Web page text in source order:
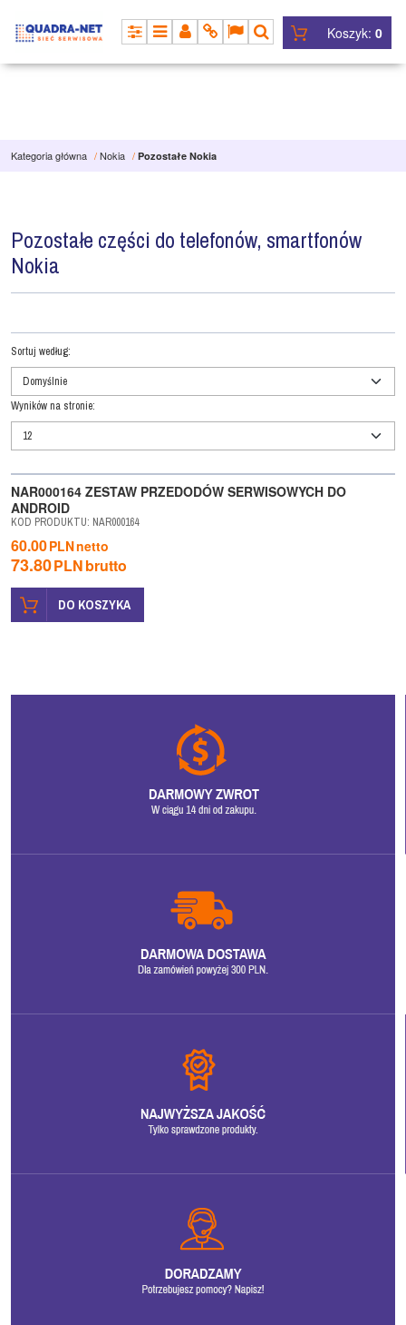
PANELMENUPANELINFOLANGSZUKAJ Koszyk: 0
Kategoria główna /Nokia / Pozostałe Nokia
Pozostałe części do telefonów, smartfonów
Nokia
Sortuj według:
Wyników na stronie:
NAR000164 ZESTAW PRZEDODÓW SERWISOWYCH DO
ANDROID
KOD PRODUKTU: NAR000164
60.00PLNnetto
73.80PLNbrutto
DO KOSZYKA